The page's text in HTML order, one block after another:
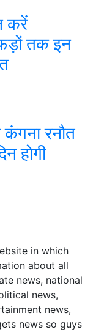
करें
तक इन
रनौत
होगी
in which
about all
news, national
news,
news,
news so guys